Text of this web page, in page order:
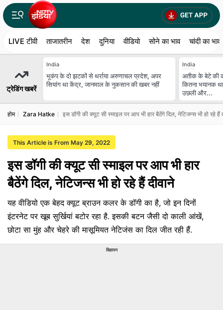
LIVE टीवी ताजातरीन देश दुनिया वीडियो सोने का भाव चांदी का भाव
ट्रेडिंग खबरें
India
भूकंप के दो झटकों से थर्राया अरुणाचल प्रदेश, अपर
सियांग था केंद्र, जानमाल के नुकसान की खबर नहीं
India
अतीक के बेटे की
कितना भयानक
उछली और...
होम Zara Hatke इस डॉगी की क्यूट सी स्माइल पर आप भी हार बैठेंगे दिल, नेटिजन्स भी हो रहे हैं
This Article is From May 29, 2022
इस डॉगी की क्यूट सी स्माइल पर आप भी हार
बैठेंगे दिल, नेटिजन्स भी हो रहे हैं दीवाने
यह वीडियो एक बेहद क्यूट ब्राउन कलर के डॉगी का है, जो इन दिनों
इंटरनेट पर खूब सुर्खियां बटोर रहा है. इसकी बटन जैसी दो काली आंखें,
छोटा सा मुंह और चेहरे की मासूमियत नेटिजंस का दिल जीत रही हैं.
विज्ञापन